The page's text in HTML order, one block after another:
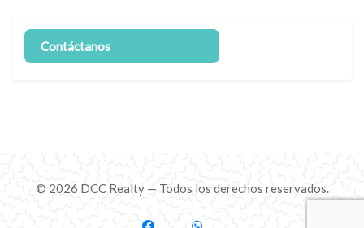
Contáctanos
© 2026 DCC Realty — Todos los derechos reservados.